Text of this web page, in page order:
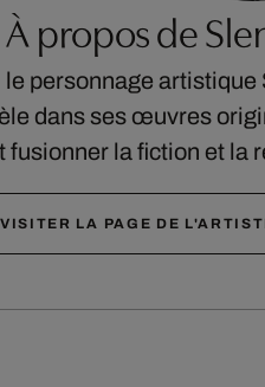
À propos de
le personnage
dans ses œuvres
fusionner la fiction et la
VISITER LA PAGE DE